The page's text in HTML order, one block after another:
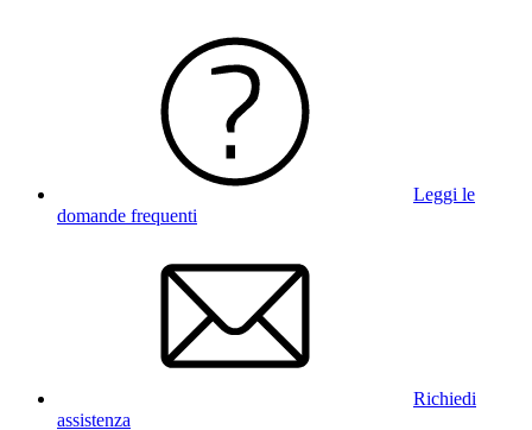
Leggi le
domande frequenti
Richiedi
assistenza